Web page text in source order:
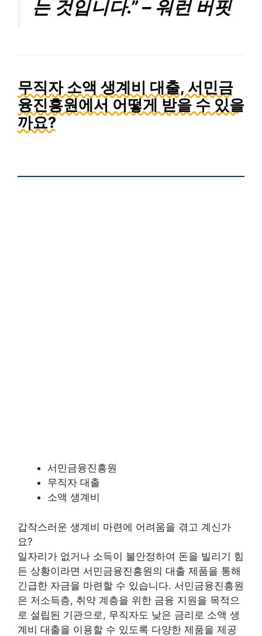
는 것입니다.” – 워런 버핏
무직자 소액 생계비 대출, 서민금
융진흥원에서 어떻게 받을 수 있을
까요?
서민금융진흥원
무직자 대출
소액 생계비
갑작스러운 생계비 마련에 어려움을 겪고 계신가
요?
일자리가 없거나 소득이 불안정하여 돈을 빌리기 힘
든 상황이라면 서민금융진흥원의 대출 제품을 통해
긴급한 자금을 마련할 수 있습니다. 서민금융진흥원
은 저소득층, 취약 계층을 위한 금융 지원을 목적으
로 설립된 기관으로, 무직자도 낮은 금리로 소액 생
계비 대출을 이용할 수 있도록 다양한 제품을 제공